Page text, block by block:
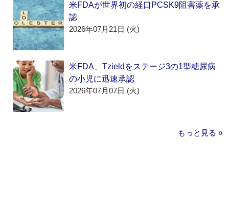
米FDAが世界初の経口PCSK9阻害薬を承
認
2026年07月21日 (火)
米FDA、Tzieldをステージ3の1型糖尿病
の小児に迅速承認
2026年07月07日 (火)
もっと見る »